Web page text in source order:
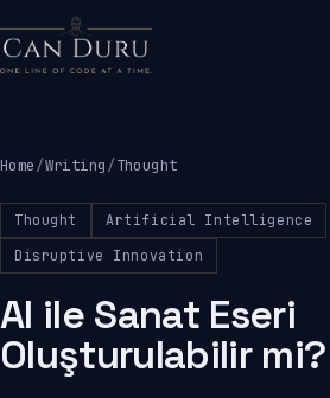
Home/Writing/Thought
Thought
Artificial Intelligence
Disruptive Innovation
AI ile Sanat Eseri
Oluşturulabilir mi?